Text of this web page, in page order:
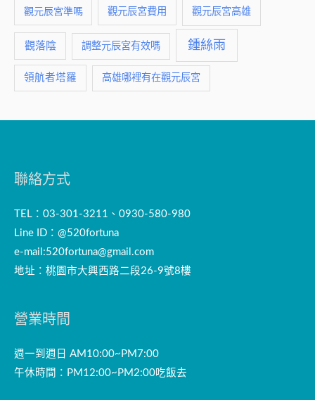
觀元辰宮準嗎 觀元辰宮費用 觀元辰宮高雄
觀落陰 調整元辰宮有效嗎 鍾絲雨
領航者塔羅 高雄哪裡有在觀元辰宮
聯絡方式
TEL：03-301-3211、0930-580-980
Line ID：@520fortuna
e-mail:520fortuna@gmail.com
地址：桃園市大興西路二段26-9號8樓
營業時間
週一到週日 AM10:00~PM7:00
午休時間：PM12:00~PM2:00吃飯去